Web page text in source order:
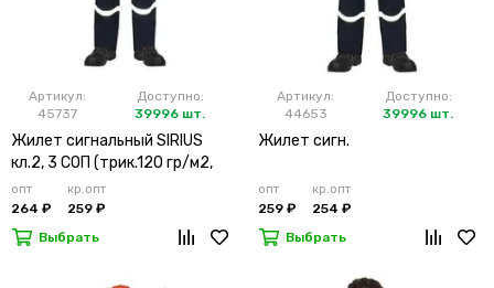
Артикул:
45737
Доступно:
39996 шт.
Жилет сигнальный SIRIUS
кл.2, 3 СОП (трик.120 гр/м2,
карманы) лимонный
опт
264 ₽
кр.опт
259 ₽
Выбрать
Артикул:
44653
Доступно:
39996 шт.
Жилет сигн.
опт
259 ₽
кр.опт
254 ₽
Выбрать